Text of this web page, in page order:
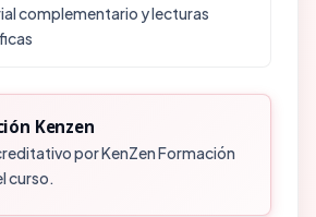
con sueño y dolor
Inmune
complementario y lecturas
Kenzen
por KenZen Formación
curso.